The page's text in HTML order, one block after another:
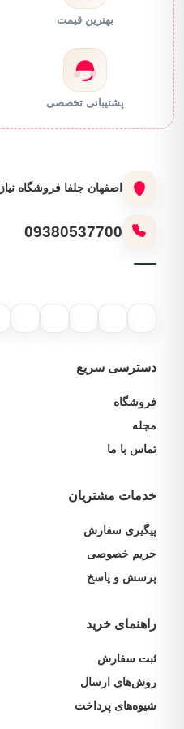
بهترین قیمت
پشتیبانی تخصصی
اصفهان جلفا فروشگاه
09380537700
دسترسی سریع
فروشگاه
مجله
تماس با ما
خدمات مشتریان
پیگیری سفارش
حریم خصوصی
پرسش و پاسخ
راهنمای خرید
ثبت سفارش
روش‌های ارسال
شیوه‌های پرداخت